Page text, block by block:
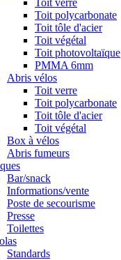
Toit verre
Toit polycarbonate
Toit tôle d'acier
Toit végétal
Toit photovoltaïque
PMMA 6mm
Abris vélos
Toit verre
Toit polycarbonate
Toit tôle d'acier
Toit végétal
Box à vélos
Abris fumeurs
Bar/snack
Informations/vente
Poste de secourisme
Presse
Toilettes
Standards